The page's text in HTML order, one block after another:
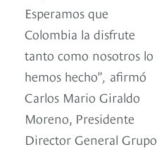
Esperamos que
Colombia la disfrute
tanto como nosotros lo
hemos hecho”, afirmó
Carlos Mario Giraldo
Moreno, Presidente
Director General Grupo